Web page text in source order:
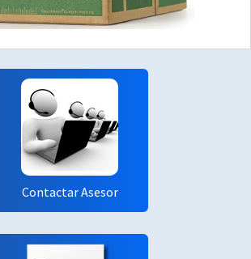
Contactar Asesor